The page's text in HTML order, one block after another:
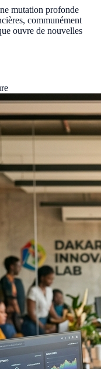
mutation profonde
communément
ouvre de nouvelles